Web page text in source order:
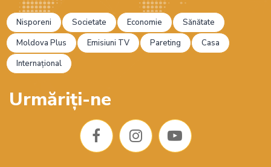
Nisporeni Societate Economie
Sănătate
Moldova Plus
Emisiuni TV Pareting
Casa
Internațional
Urmăriți-ne